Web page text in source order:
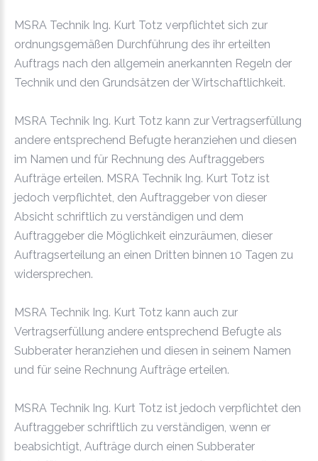
MSRA Technik Ing. Kurt Totz verpflichtet sich zur
ordnungsgemäßen Durchführung des ihr erteilten
Auftrags nach den allgemein anerkannten Regeln der
Technik und den Grundsätzen der Wirtschaftlichkeit.
MSRA Technik Ing. Kurt Totz kann zur Vertragserfüllung
andere entsprechend Befugte heranziehen und diesen
im Namen und für Rechnung des Auftraggebers
Aufträge erteilen. MSRA Technik Ing. Kurt Totz ist
jedoch verpflichtet, den Auftraggeber von dieser
Absicht schriftlich zu verständigen und dem
Auftraggeber die Möglichkeit einzuräumen, dieser
Auftragserteilung an einen Dritten binnen 10 Tagen zu
widersprechen.
MSRA Technik Ing. Kurt Totz kann auch zur
Vertragserfüllung andere entsprechend Befugte als
Subberater heranziehen und diesen in seinem Namen
und für seine Rechnung Aufträge erteilen.
MSRA Technik Ing. Kurt Totz ist jedoch verpflichtet den
Auftraggeber schriftlich zu verständigen, wenn er
beabsichtigt, Aufträge durch einen Subberater